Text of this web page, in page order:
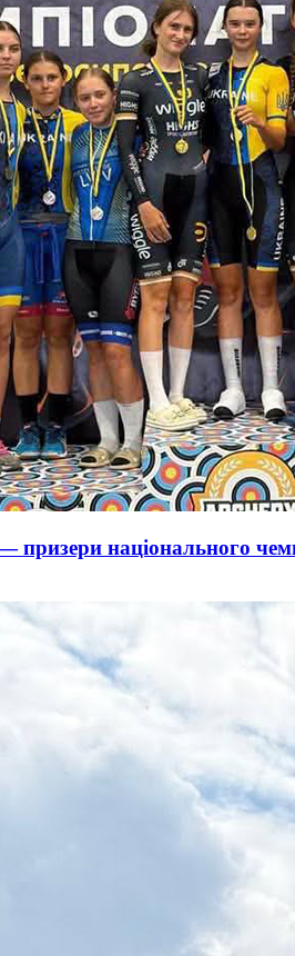
призери національного